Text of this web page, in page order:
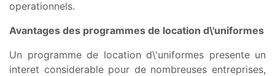
operationnels.
Avantages des programmes de location d\'uniformes
Un programme de location d\'uniformes presente un
interet considerable pour de nombreuses entreprises,